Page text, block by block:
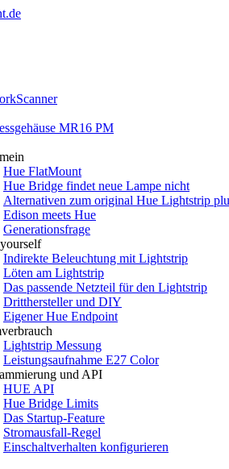
MR16 PM
Hue FlatMount
Hue Bridge findet neue Lampe nicht
Alternativen zum original Hue Lightstrip
Edison meets Hue
Generationsfrage
Indirekte Beleuchtung mit Lightstrip
Löten am Lightstrip
Das passende Netzteil für den Lightstrip
Dritthersteller und DIY
Eigener Hue Endpoint
Lightstrip Messung
Leistungsaufnahme E27 Color
und API
HUE API
Hue Bridge Limits
Das Startup-Feature
Stromausfall-Regel
Einschaltverhalten konfigurieren